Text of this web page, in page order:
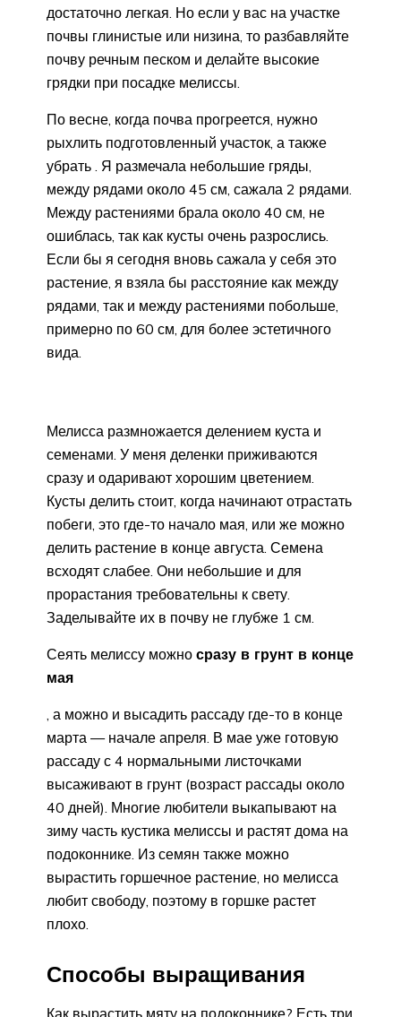
достаточно легкая. Но если у вас на участке
почвы глинистые или низина, то разбавляйте
почву речным песком и делайте высокие
грядки при посадке мелиссы.
По весне, когда почва прогреется, нужно
рыхлить подготовленный участок, а также
убрать . Я размечала небольшие гряды,
между рядами около 45 см, сажала 2 рядами.
Между растениями брала около 40 см, не
ошиблась, так как кусты очень разрослись.
Если бы я сегодня вновь сажала у себя это
растение, я взяла бы расстояние как между
рядами, так и между растениями побольше,
примерно по 60 см, для более эстетичного
вида.
Мелисса размножается делением куста и
семенами. У меня деленки приживаются
сразу и одаривают хорошим цветением.
Кусты делить стоит, когда начинают отрастать
побеги, это где-то начало мая, или же можно
делить растение в конце августа. Семена
всходят слабее. Они небольшие и для
прорастания требовательны к свету.
Заделывайте их в почву не глубже 1 см.
Сеять мелиссу можно сразу в грунт в конце
мая
, а можно и высадить рассаду где-то в конце
марта — начале апреля. В мае уже готовую
рассаду с 4 нормальными листочками
высаживают в грунт (возраст рассады около
40 дней). Многие любители выкапывают на
зиму часть кустика мелиссы и растят дома на
подоконнике. Из семян также можно
вырастить горшечное растение, но мелисса
любит свободу, поэтому в горшке растет
плохо.
Способы выращивания
Как вырастить мяту на подоконнике? Есть три